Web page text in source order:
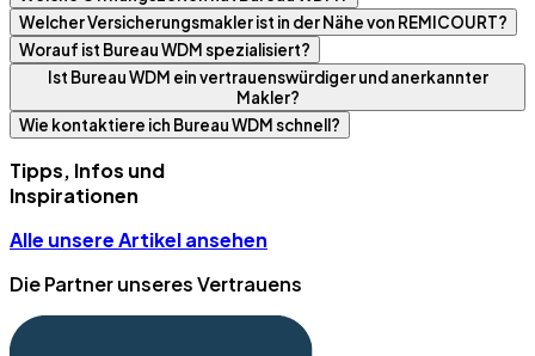
Welcher Versicherungsmakler ist in der Nähe von REMICOURT?
Worauf ist Bureau WDM spezialisiert?
Ist Bureau WDM ein vertrauenswürdiger und anerkannter
Makler?
Wie kontaktiere ich Bureau WDM schnell?
Tipps, Infos und
Inspirationen
Alle unsere Artikel ansehen
Die Partner unseres Vertrauens